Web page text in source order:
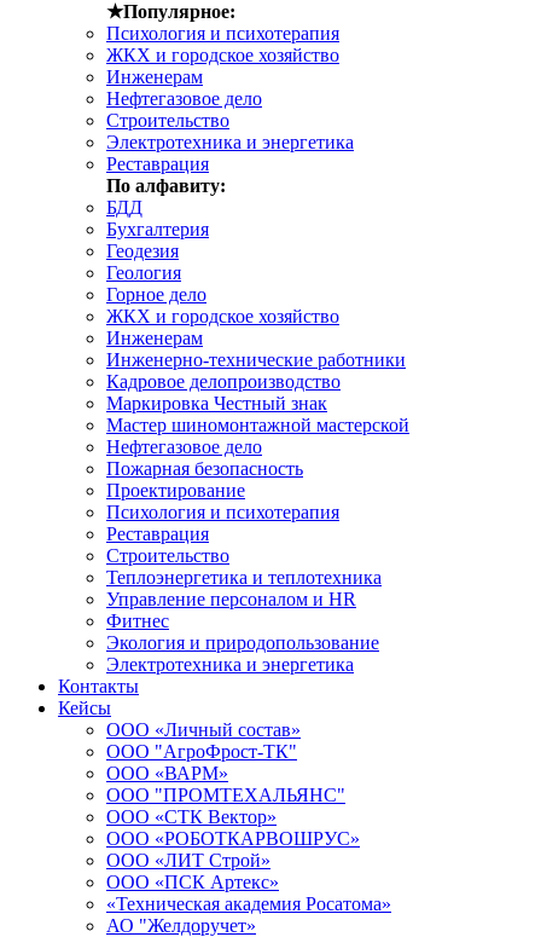
★Популярное:
Психология и психотерапия
ЖКХ и городское хозяйство
Инженерам
Нефтегазовое дело
Строительство
Электротехника и энергетика
Реставрация
По алфавиту:
БДД
Бухгалтерия
Геодезия
Геология
Горное дело
ЖКХ и городское хозяйство
Инженерам
Инженерно-технические работники
Кадровое делопроизводство
Маркировка Честный знак
Мастер шиномонтажной мастерской
Нефтегазовое дело
Пожарная безопасность
Проектирование
Психология и психотерапия
Реставрация
Строительство
Теплоэнергетика и теплотехника
Управление персоналом и HR
Фитнес
Экология и природопользование
Электротехника и энергетика
Контакты
Кейсы
ООО «Личный состав»
ООО "АгроФрост-ТК"
ООО «ВАРМ»
ООО "ПРОМТЕХАЛЬЯНС"
ООО «СТК Вектор»
ООО «РОБОТКАРВОШРУС»
ООО «ЛИТ Строй»
ООО «ПСК Артекс»
«Техническая академия Росатома»
АО "Желдоручет»